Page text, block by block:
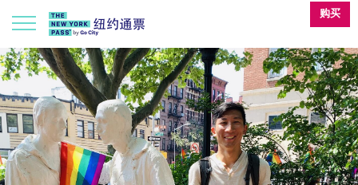
购买